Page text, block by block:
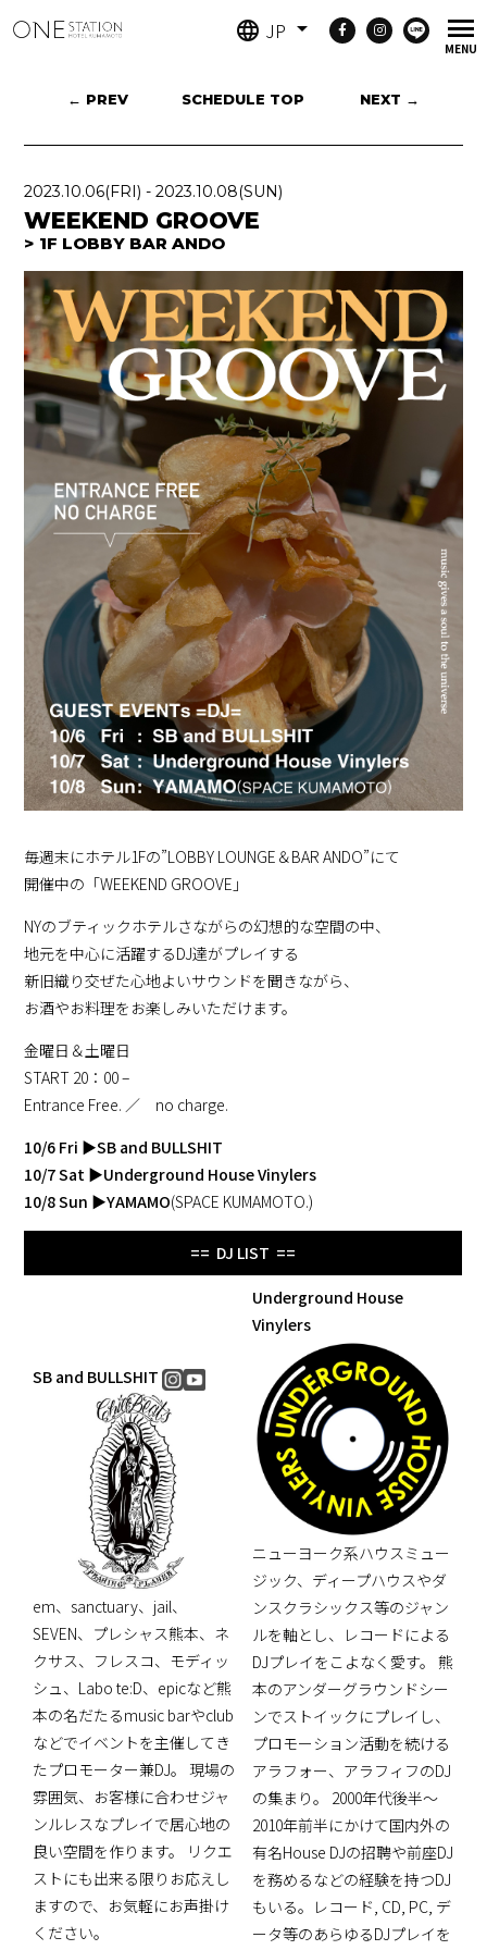
JP
← PREV SCHEDULE TOP NEXT →
2023.10.06(FRI) -2023.10.08(SUN)
WEEKEND GROOVE
1F LOBBY BAR ANDO
毎週末にホテル1Fの”LOBBY LOUNGE＆BAR ANDO”にて
開催中の「WEEKEND GROOVE」
NYのブティックホテルさながらの幻想的な空間の中、
地元を中心に活躍するDJ達がプレイする
新旧織り交ぜた心地よいサウンドを聞きながら、
お酒やお料理をお楽しみいただけます。
金曜日＆土曜日
START 20：00 –
Entrance Free. ／ no charge.
10/6 Fri ▶SB and BULLSHIT
10/7 Sat ▶Underground House Vinylers
10/8 Sun ▶YAMAMO(SPACE KUMAMOTO.)
== DJ LIST ==
SB and BULLSHIT
em、sanctuary、jail、
SEVEN、プレシャス熊本、ネ
クサス、フレスコ、モディッ
シュ、Labo te:D、epicなど熊
本の名だたるmusic barやclub
などでイベントを主催してき
たプロモーター兼DJ。 現場の
雰囲気、お客様に合わせジャ
ンルレスなプレイで居心地の
良い空間を作ります。 リクエ
ストにも出来る限りお応えし
ますので、お気軽にお声掛け
ください。
Underground House
Vinylers
ニューヨーク系ハウスミュー
ジック、ディープハウスやダ
ンスクラシックス等のジャン
ルを軸とし、レコードによる
DJプレイをこよなく愛す。 熊
本のアンダーグラウンドシー
ンでストイックにプレイし、
プロモーション活動を続ける
アラフォー、アラフィフのDJ
の集まり。 2000年代後半～
2010年前半にかけて国内外の
有名House DJの招聘や前座DJ
を務めるなどの経験を持つDJ
もいる。レコード, CD, PC, デ
ータ等のあらゆるDJプレイを